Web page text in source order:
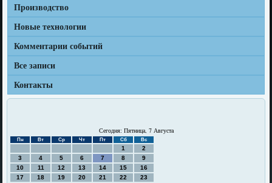
Производство
Новые технологии
Комментарии событий
Все записи
Контакты
Сегодня: Пятница, 7 Августа
Пн Вт Ср Чт Пт Сб Вс
1
2
3
4 5 6 7 8
9
10
11 12 13 14 15
16
17
18 19 20 21 22
23